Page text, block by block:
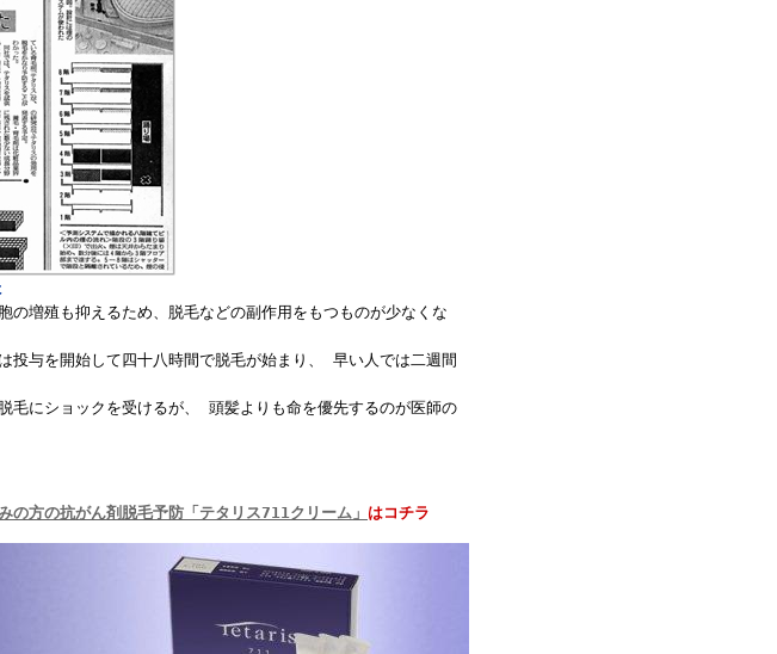
増殖も抑えるため、脱毛などの副作用をもつものが少なくな
投与を開始して四十八時間で脱毛が始まり、 早い人では二週間
毛にショックを受けるが、 頭髪よりも命を優先するのが医師の
の方の抗がん剤脱毛予防「テタリス711クリーム」 はコチラ